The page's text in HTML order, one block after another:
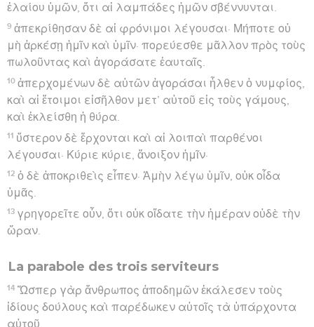
ἐλαίου ὑμῶν, ὅτι αἱ λαμπάδες ἡμῶν σβέννυνται.
9 ἀπεκρίθησαν δὲ αἱ φρόνιμοι λέγουσαι· Μήποτε οὐ
μὴ ἀρκέσῃ ἡμῖν καὶ ὑμῖν· πορεύεσθε μᾶλλον πρὸς τοὺς
πωλοῦντας καὶ ἀγοράσατε ἑαυταῖς.
10 ἀπερχομένων δὲ αὐτῶν ἀγοράσαι ἦλθεν ὁ νυμφίος,
καὶ αἱ ἕτοιμοι εἰσῆλθον μετ’ αὐτοῦ εἰς τοὺς γάμους,
καὶ ἐκλείσθη ἡ θύρα.
11 ὕστερον δὲ ἔρχονται καὶ αἱ λοιπαὶ παρθένοι
λέγουσαι· Κύριε κύριε, ἄνοιξον ἡμῖν·
12 ὁ δὲ ἀποκριθεὶς εἶπεν· Ἀμὴν λέγω ὑμῖν, οὐκ οἶδα
ὑμᾶς.
13 γρηγορεῖτε οὖν, ὅτι οὐκ οἴδατε τὴν ἡμέραν οὐδὲ τὴν
ὥραν.
La parabole des trois serviteurs
14 Ὥσπερ γὰρ ἄνθρωπος ἀποδημῶν ἐκάλεσεν τοὺς
ἰδίους δούλους καὶ παρέδωκεν αὐτοῖς τὰ ὑπάρχοντα
αὐτοῦ,